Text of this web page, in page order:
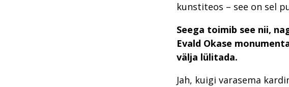
kunstiteos – see on sel
Seega toimib see nii,
Evald Okase
välja lülitada.
Jah, kuigi varasema